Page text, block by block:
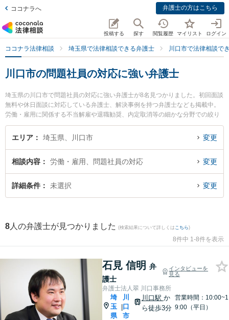
ココナラへ 弁護士の方はこちら
投稿する 探す 閲覧履歴 マイリスト ログイン
ココナラ法律相談 埼玉県で法律相談できる弁護士 川口市で法律相談で
川口市の問題社員の対応に強い弁護士
埼玉県の川口市で問題社員の対応に強い弁護士が8名見つかりました。初回面談
無料や休日面談に対応している弁護士、解決事例を持つ弁護士なども掲載中。
労働・雇用に関係する不当解雇や退職勧奨、内定取消等の細かな分野での絞り
込み検索もでき便利です。特に弁護士法人翠 川口事務所の石見 信明弁護士や弁
護士法人翠 川口事務所の石川 智美弁護士、ゆい法律事務所の中田 充彦弁護士
い』『問題社員の対応のトラブル解決の実績豊富な近くの弁護士を検索した
い』『初回相談無料で問題社員の対応を法律相談できる川口市内の弁護士に相
談予約したい』などでお困りの相談者さんにおすすめです。
エリア 埼玉県、川口市 変更
相談内容 労働・雇用、問題社員の対応 変更
詳細条件 未選択 変更
8 人の弁護士が見つかりました (検索結果について詳しくは こちら)
8件中 1-8件を表示
石見 信明 弁
護士
インタビューを
見る
弁護士法人翠 川口事務所
埼
玉
県
|
川
口
市
川口駅 か
ら徒歩3分
営業時間：10:00~1
9:00（平日）